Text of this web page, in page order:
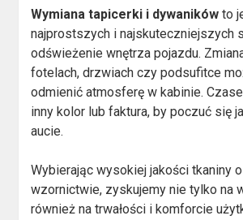
Wymiana tapicerki i dywaników to
najprostszych i najskuteczniejszych
odświeżenie wnętrza pojazdu.
fotelach, drzwiach czy podsufitce
odmienić atmosferę w kabinie.
inny kolor lub faktura, by poczuć się
aucie.
Wybierając wysokiej jakości tkaniny
wzornictwie, zyskujemy nie tylko na
również na trwałości i komforcie